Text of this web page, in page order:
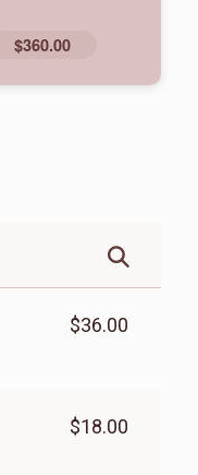
$360.00
$36.00
$18.00